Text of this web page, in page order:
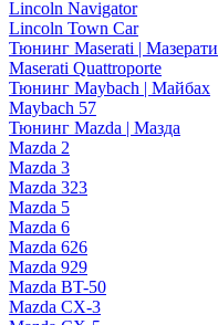
Lincoln Navigator
Lincoln Town Car
Тюнинг Maserati | Мазерати
Maserati Quattroporte
Тюнинг Maybach | Майбах
Maybach 57
Тюнинг Mazda | Мазда
Mazda 2
Mazda 3
Mazda 323
Mazda 5
Mazda 6
Mazda 626
Mazda 929
Mazda BT-50
Mazda CX-3